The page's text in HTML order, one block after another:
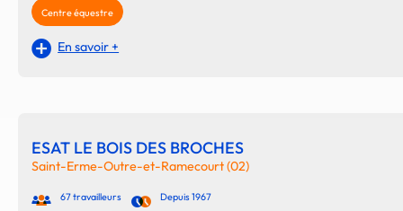
Centre équestre
En savoir +
ESAT LE BOIS DES BROCHES
Saint-Erme-Outre-et-Ramecourt (02)
67 travailleurs Depuis 1967